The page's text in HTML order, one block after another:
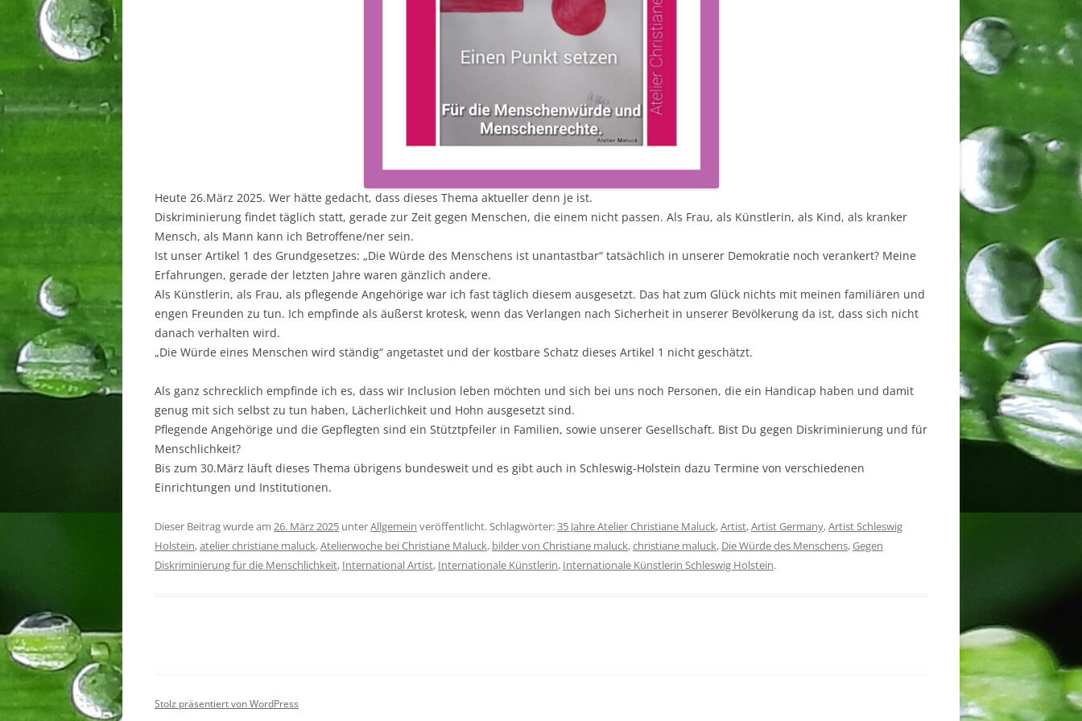
BLUMENBILDER:
GEMALTE NACHTBILDER VON
CHRISTIANE MALUCK
Heute 26.März 2025. Wer hätte gedacht, dass dieses Thema aktueller denn je ist.
Diskriminierung findet täglich statt, gerade zur Zeit gegen Menschen, die einem nicht passen. Als Frau, als Künstlerin, als Kind, als kranker
Mensch, als Mann kann ich Betroffene/ner sein.
Ist unser Artikel 1 des Grundgesetzes: „Die Würde des Menschens ist unantastbar“ tatsächlich in unserer Demokratie noch verankert? Meine
Erfahrungen, gerade der letzten Jahre waren gänzlich andere.
Als Künstlerin, als Frau, als pflegende Angehörige war ich fast täglich diesem ausgesetzt. Das hat zum Glück nichts mit meinen familiären und
engen Freunden zu tun. Ich empfinde als äußerst krotesk, wenn das Verlangen nach Sicherheit in unserer Bevölkerung da ist, dass sich nicht
danach verhalten wird.
„Die Würde eines Menschen wird ständig“ angetastet und der kostbare Schatz dieses Artikel 1 nicht geschätzt.
Als ganz schrecklich empfinde ich es, dass wir Inclusion leben möchten und sich bei uns noch Personen, die ein Handicap haben und damit
genug mit sich selbst zu tun haben, Lächerlichkeit und Hohn ausgesetzt sind.
Pflegende Angehörige und die Gepflegten sind ein Stütztpfeiler in Familien, sowie unserer Gesellschaft. Bist Du gegen Diskriminierung und für
Menschlichkeit?
Bis zum 30.März läuft dieses Thema übrigens bundesweit und es gibt auch in Schleswig-Holstein dazu Termine von verschiedenen
Einrichtungen und Institutionen.
Dieser Beitrag wurde am 26. März 2025 unterAllgemein veröffentlicht. Schlagwörter:35 Jahre Atelier Christiane Maluck,Artist,Artist Germany,Artist Schleswig
Holstein,atelier christiane maluck,Atelierwoche bei Christiane Maluck, bilder von Christiane maluck,christiane maluck, Die Würde des Menschens,Gegen
Diskriminierung für die Menschlichkeit, International Artist, Internationale Künstlerin, Internationale Künstlerin Schleswig Holstein.
Stolz präsentiert von WordPress